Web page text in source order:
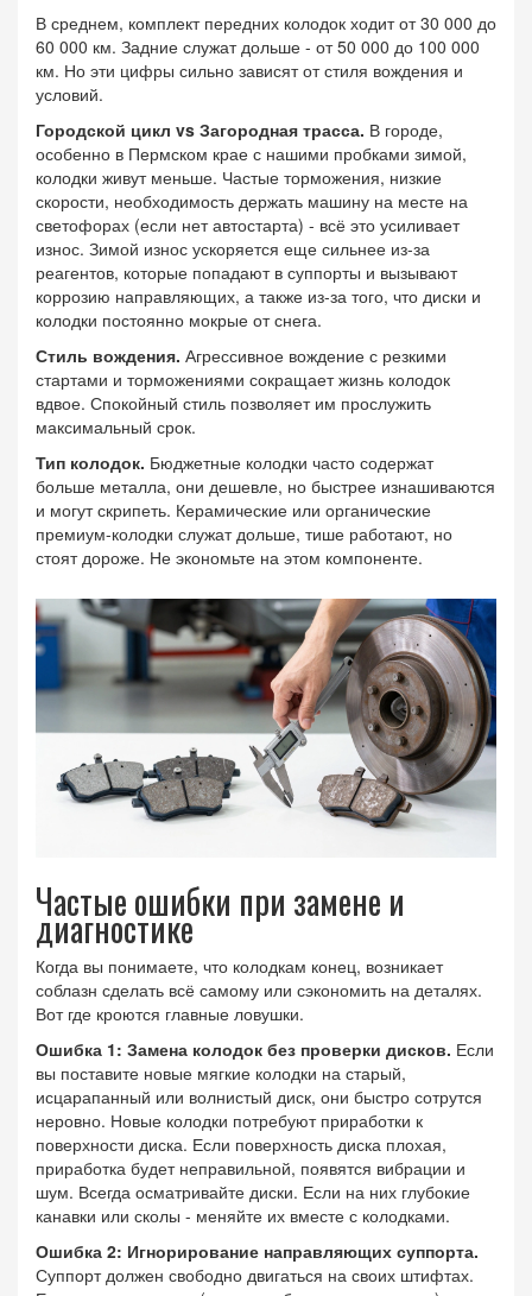
В среднем, комплект передних колодок ходит от 30 000 до
60 000 км. Задние служат дольше - от 50 000 до 100 000
км. Но эти цифры сильно зависят от стиля вождения и
условий.
Городской цикл vs Загородная трасса. В городе,
особенно в Пермском крае с нашими пробками зимой,
колодки живут меньше. Частые торможения, низкие
скорости, необходимость держать машину на месте на
светофорах (если нет автостарта) - всё это усиливает
износ. Зимой износ ускоряется еще сильнее из-за
реагентов, которые попадают в суппорты и вызывают
коррозию направляющих, а также из-за того, что диски и
колодки постоянно мокрые от снега.
Стиль вождения. Агрессивное вождение с резкими
стартами и торможениями сокращает жизнь колодок
вдвое. Спокойный стиль позволяет им прослужить
максимальный срок.
Тип колодок. Бюджетные колодки часто содержат
больше металла, они дешевле, но быстрее изнашиваются
и могут скрипеть. Керамические или органические
премиум-колодки служат дольше, тише работают, но
стоят дороже. Не экономьте на этом компоненте.
Частые ошибки при замене и
диагностике
Когда вы понимаете, что колодкам конец, возникает
соблазн сделать всё самому или сэкономить на деталях.
Вот где кроются главные ловушки.
Ошибка 1: Замена колодок без проверки дисков. Если
вы поставите новые мягкие колодки на старый,
исцарапанный или волнистый диск, они быстро сотрутся
неровно. Новые колодки потребуют приработки к
поверхности диска. Если поверхность диска плохая,
приработка будет неправильной, появятся вибрации и
шум. Всегда осматривайте диски. Если на них глубокие
канавки или сколы - меняйте их вместе с колодками.
Ошибка 2: Игнорирование направляющих суппорта.
Суппорт должен свободно двигаться на своих штифтах.